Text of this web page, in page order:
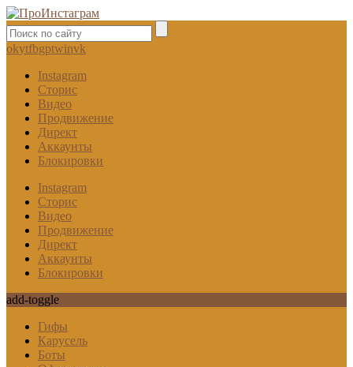
okytfbgptwinvk
Instagram
Сторис
Видео
Продвижение
Директ
Аккаунты
Блокировки
Instagram
Сторис
Видео
Продвижение
Директ
Аккаунты
Блокировки
add-toggle
Гифы
Карусель
Боты